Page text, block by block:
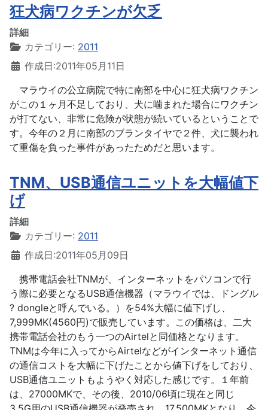
狂犬病ワクチンが欠乏
詳細
カテゴリー: 2011
作成日:2011年05月11日
マラウイの公立病院で特に南部を中心に狂犬病ワクチン
がこの１ヶ月不足しており、犬に噛まれた場合にワクチン
が打てない、非常に危険が状態が続いているということで
す。今年の２月に南部のブランタイヤで２件、犬に襲われ
て重傷を負った事件があったためだと思います。
TNM、USB通信ユニットを大幅値下
げ
詳細
カテゴリー: 2011
作成日:2011年05月09日
携帯電話会社TNMが、インターネットをパソコンで行
う際に必要となるUSB通信機器（マラウイでは、ドングル
? dongleと呼んでいる。）を54%大幅に値下げし、
7,999MK(4560円)で販売しています。この価格は、二大
携帯電話会社のもう一つのAirtelと同価格となります。
TNMは今年に入ってからAirtelなどがインターネット通信
の通信コストを大幅に下げたことから値下げをしており、
USB通信ユニットもようやく対応した感じです。１年前
は、27000MKで、その後、2010/06頃に現在と同じ